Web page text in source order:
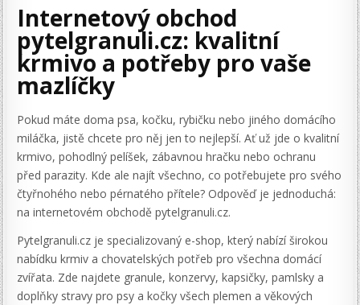
Internetový obchod
pytelgranuli.cz: kvalitní
krmivo a potřeby pro vaše
mazlíčky
Pokud máte doma psa, kočku, rybičku nebo jiného domácího
miláčka, jistě chcete pro něj jen to nejlepší. Ať už jde o kvalitní
krmivo, pohodlný pelíšek, zábavnou hračku nebo ochranu
před parazity. Kde ale najít všechno, co potřebujete pro svého
čtyřnohého nebo pérnatého přítele? Odpověď je jednoduchá:
na internetovém obchodě pytelgranuli.cz.
Pytelgranuli.cz je specializovaný e-shop, který nabízí širokou
nabídku krmiv a chovatelských potřeb pro všechna domácí
zvířata. Zde najdete granule, konzervy, kapsičky, pamlsky a
doplňky stravy pro psy a kočky všech plemen a věkových